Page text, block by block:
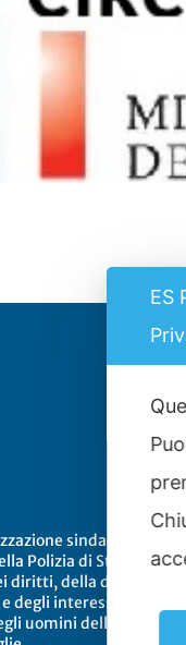
sindacale
Polizia di Stato
diritti, della dignità
degli interessi
uomini della Polizia
ES